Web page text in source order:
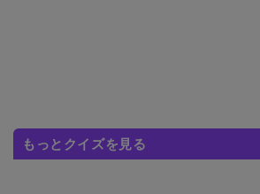
もっとクイズを見る